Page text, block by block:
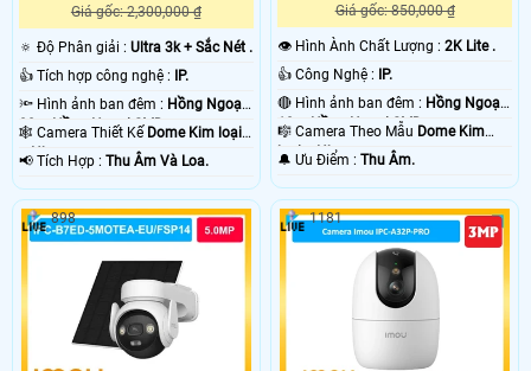
Giá gốc: 2,300,000 ₫
🔅 Độ Phân giải : Ultra 3k + Sắc Nét .
👍 Tích hợp công nghệ :
IP.
🔦 Hình ảnh ban đêm : Hồng Ngoại
30m Hồng Ngoại SMD.
🕸️ Camera Thiết Kế Dome Kim loại
+ Nhựa.
️📢 Tích Hợp : Thu Âm Và Loa.
Giá gốc: 850,000 ₫
👁 Hình Ành Chất Lượng :2K Lite .
👍 Công Nghệ : IP.
🔴 Hình ảnh ban đêm : Hồng Ngoại
10m Hồng Ngoại SMD.
🎼️ Camera Theo Mẫu Dome Kim
loại + Nhựa. ️🔔 Ưu Điểm :Thu Âm.
898 1181